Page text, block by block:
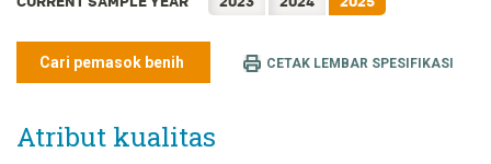
ไทยCari pemasok benih CETAK LEMBAR SPESIFIKASI
Atribut kualitas